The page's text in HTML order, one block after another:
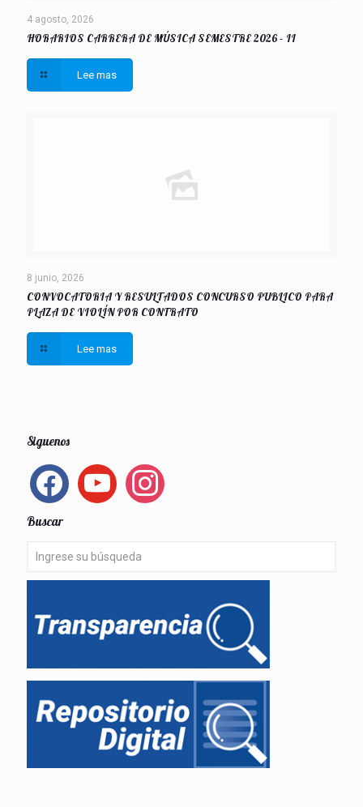
4 agosto, 2026
HORARIOS CARRERA DE MÚSICA SEMESTRE 2026 – II
Lee mas
8 junio, 2026
CONVOCATORIA Y RESULTADOS CONCURSO PUBLICO PARA
PLAZA DE VIOLÍN POR CONTRATO
Lee mas
Siguenos
facebook youtube instagram
Buscar